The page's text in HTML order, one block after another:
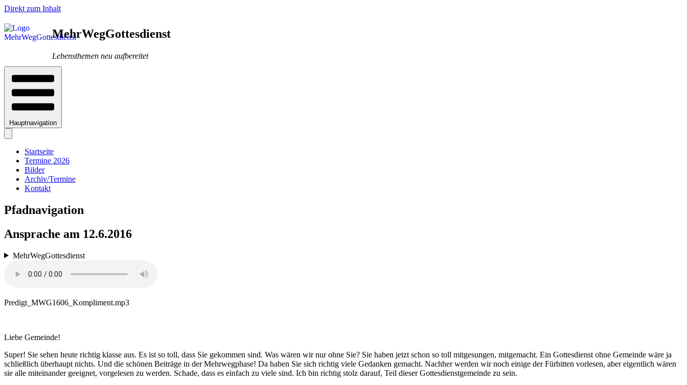
Direkt zum Inhalt
MehrWegGottesdienst
Lebensthemen neu aufbereitet
Hauptnavigation
Startseite
Termine 2026
Bilder
Archiv/Termine
Kontakt
Pfadnavigation
Ansprache am 12.6.2016
MehrWegGottesdienst
Predigt_MWG1606_Kompliment.mp3
Liebe Gemeinde!
Super! Sie sehen heute richtig klasse aus. Es ist so toll, dass Sie gekommen sind. Was wären wir nur ohne Sie? Sie haben jetzt schon so toll mitgesungen, mitgemacht. Ein Gottesdienst ohne Gemeinde wäre ja
schließlich überhaupt nichts. Und die schönen Beiträge in der Mehrwegphase! Da haben Sie sich richtig viele Gedanken gemacht. Nachher werden wir noch einige der Fürbitten vorlesen, aber eigentlich wären
sie alle miteinander geeignet, vorgelesen zu werden. Schade, dass es einfach zu viele sind. Ich bin richtig stolz darauf, Teil dieser Gottesdienstgemeinde zu sein.